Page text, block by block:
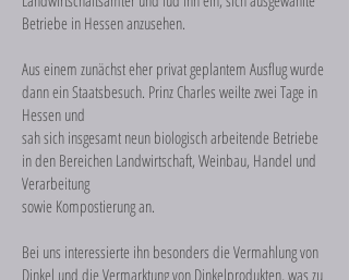
Betriebe in Hessen anzusehen.
Aus einem zunächst eher privat geplantem Ausflug wurde
dann ein Staatsbesuch. Prinz Charles weilte zwei Tage in
Hessen und
sah sich insgesamt neun biologisch arbeitende Betriebe
in den Bereichen Landwirtschaft, Weinbau, Handel und
Verarbeitung
sowie Kompostierung an.
Bei uns interessierte ihn besonders die Vermahlung von
Dinkel und die Vermarktung von Dinkelprodukten, was zu